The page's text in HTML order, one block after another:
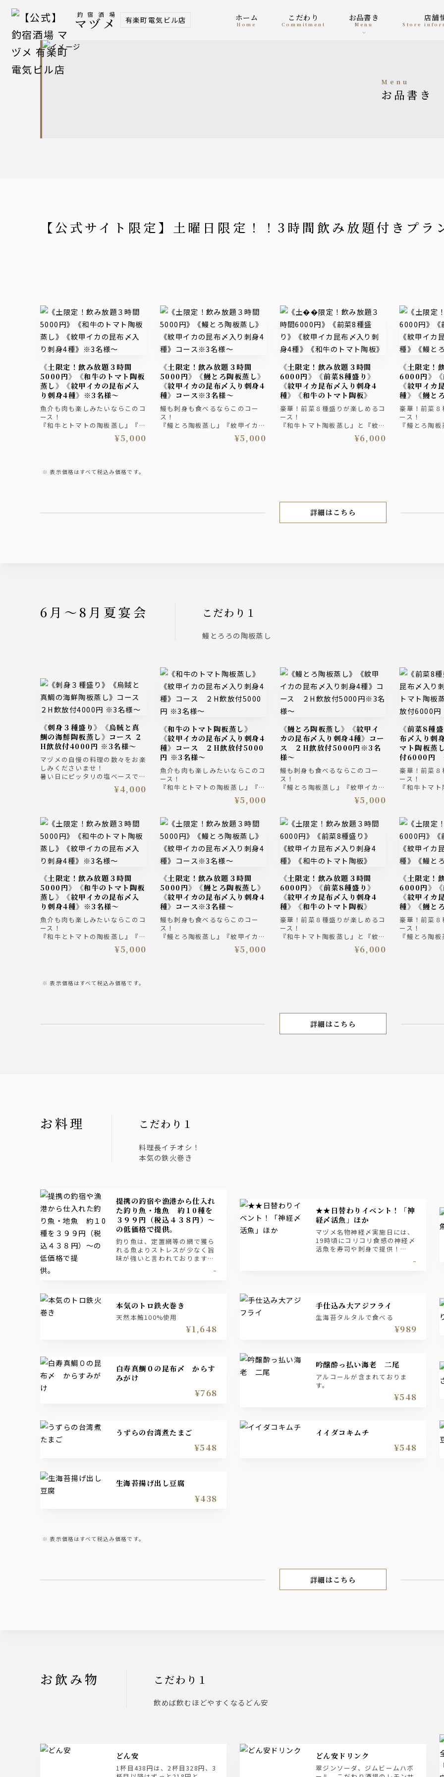
釣宿酒場
マヅメ 有楽町電気ビル店 ホーム
home
こだわり
Commitment
お品書き
menu
店
Store
menu
お品書き
【公式サイト限定】土曜日限定！！3時間飲み放題付きプラ
《土限定！飲み放題３時間
5000円》《和牛のトマト陶板
蒸し》《紋甲イカの昆布〆入
り刺身4種》※3名様～
魚介も肉も楽しみたいならこのコ
ース！
『和牛とトマトの陶板蒸し』『紋
甲イカの昆布締め入り刺身4種盛
り合わせ』！『前菜皿鉢７種』、
ザ・プレミアム・モルツ入り3時
間飲み放題付きプラン 5000円
¥5,000
《土限定！飲み放題３時間
5000円》《鰻とろ陶板蒸し》
《紋甲イカの昆布〆入り刺身4
種》コース※3名様～
鰻も刺身も食べるならこのコー
ス！
『鰻とろ陶板蒸し』『紋甲イカ昆
布〆入り刺身4種盛り合わせ』！
『前菜皿鉢７種』、締めは『鯛め
¥5,000
《土限定！飲み放題３時間
6000円》《前菜8種盛り》
《紋甲イカ昆布〆入り刺身4
種》《和牛のトマト陶板》
豪華！前菜８種盛りが楽しめるコ
ース！
『和牛トマト陶板蒸し』と『紋甲
イカ昆布〆入り刺身4種盛り合わ
せ』！『前菜皿鉢8種』、締めは
¥6,000
《土限定！飲み放題３時間
6000円》《
《紋甲イカ
種》《鰻と
豪華！前菜８
ース！
『鰻とろ陶
昆布〆入り
せ』！『前
表示価格はすべて税込み価格です。
【公式サイト限定】土曜日限定
詳細はこちら
6月～8月夏宴会 こだわり１
鰻とろろの陶板蒸し
《刺身３種盛り》《烏賊と真
鯛の海鮮陶板蒸し》コース ２
H飲放付4000円 ※3名様～
マヅメの自慢の料理の数々をお楽
しみくださいませ！
暑い日にピッタリの塩ベースでさ
っぱりな味わいの烏賊と真鯛の陶
板蒸しにしました。『前菜皿鉢5
ザ・プレミアム・モルツ入り2時
間飲み放題付きプラン4000円
¥4,000
《和牛のトマト陶板蒸し》
《紋甲イカの昆布〆入り刺身4
種》コース ２H飲放付5000
円 ※3名様～
魚介も肉も楽しみたいならこのコ
ース！
『和牛とトマトの陶板蒸し』『紋
甲イカの昆布締め入り刺身4種盛
り合わせ』！『前菜皿鉢７種』、
で楽しめるコース。
ザ・プレミアム・モルツ入り２時
間飲み放題付きプラン 5000円
（税込）
¥5,000
《鰻とろ陶板蒸し》《紋甲イ
カの昆布〆入り刺身4種》コー
ス ２H飲放付5000円※3名
様～
鰻も刺身も食べるならこのコー
ス！
『鰻とろ陶板蒸し』『紋甲イカ昆
布〆入り刺身4種盛り合わせ』！
『前菜皿鉢７種』、締めは『鯛め
ース。
ザ・プレミアム・モルツ入り２時
間飲み放題付きプラン 5000円
（税込）
¥5,000
《前菜8種盛り》《紋甲イカ昆
布〆入り刺
マト陶板蒸
付6000円
豪華！前菜８
ース！
『和牛トマ
イカ昆布〆
せ』！『前
しめるコース
ザ・プレミ
間飲み放題
（税込）
《土限定！飲み放題３時間
5000円》《和牛のトマト陶板
蒸し》《紋甲イカの昆布〆入
り刺身4種》※3名様～
魚介も肉も楽しみたいならこのコ
ース！
『和牛とトマトの陶板蒸し』『紋
甲イカの昆布締め入り刺身4種盛
り合わせ』！『前菜皿鉢７種』、
ザ・プレミアム・モルツ入り3時
間飲み放題付きプラン 5000円
¥5,000
《土限定！飲み放題３時間
5000円》《鰻とろ陶板蒸し》
《紋甲イカの昆布〆入り刺身4
種》コース※3名様～
鰻も刺身も食べるならこのコー
ス！
『鰻とろ陶板蒸し』『紋甲イカ昆
布〆入り刺身4種盛り合わせ』！
『前菜皿鉢７種』、締めは『鯛め
¥5,000
《土限定！飲み放題３時間
6000円》《前菜8種盛り》
《紋甲イカ昆布〆入り刺身4
種》《和牛のトマト陶板》
豪華！前菜８種盛りが楽しめるコ
ース！
『和牛トマト陶板蒸し』と『紋甲
イカ昆布〆入り刺身4種盛り合わ
せ』！『前菜皿鉢8種』、締めは
¥6,000
《土限定！飲み放題３時間
6000円》《
《紋甲イカ
種》《鰻と
豪華！前菜８
ース！
『鰻とろ陶
昆布〆入り
せ』！『前
表示価格はすべて税込み価格です。
6月～8月夏宴会
詳細はこちら
お料理 こだわり１
料理長イチオシ！
本気の鉄火巻き
提携の釣宿や漁港から仕入れ
た釣り魚・地魚 約１0種を
３９９円（税込４３８円）～
の低価格で提供。
釣り魚は、定置網等の網で獲ら
れる魚よりストレスが少なく旨
味が強いと言われております！
-
★★日替わりイベント！「神
経〆活魚」ほか
マヅメ名物神経〆実施日には、
19時頃にコリコリ食感の神経〆
活魚を寿司や刺身で提供！
-
本気のトロ鉄火巻き
天然本鮪100%使用
¥1,648
手仕込み大アジフライ
生海苔タルタルで食べる
¥989
白寿真鯛０の昆布〆 からす
みがけ
¥768
吟醸酔っ払い海老 二尾
アルコールが含まれておりま
す。
¥548
うずらの台湾煮たまご
¥548
イイダコキムチ
¥548
生海苔揚げ出し豆腐
¥438
表示価格はすべて税込み価格です。
お料理
詳細はこちら
お飲み物 こだわり１
飲めば飲むほどやすくなるどん安
どん安
1杯目438円は、2杯目328円、3
どん安ドリンク
翠ジンソーダ、ジムビームハボ